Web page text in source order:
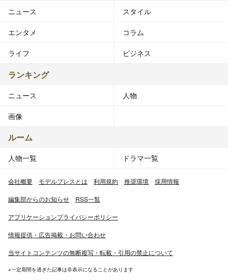
ニュース スタイル
エンタメ コラム
ライフ ビジネス
ランキング
ニュース 人物
画像
ルーム
人物一覧 ドラマ一覧
会社概要 モデルプレスとは 利用規約 推奨環境 採用情報
編集部からのお知らせ RSS一覧
アプリケーションプライバシーポリシー
情報提供・広告掲載・お問い合わせ
当サイトコンテンツの無断複写・転載・引用の禁止について
※一定期間を過ぎた記事は非表示になることがあります